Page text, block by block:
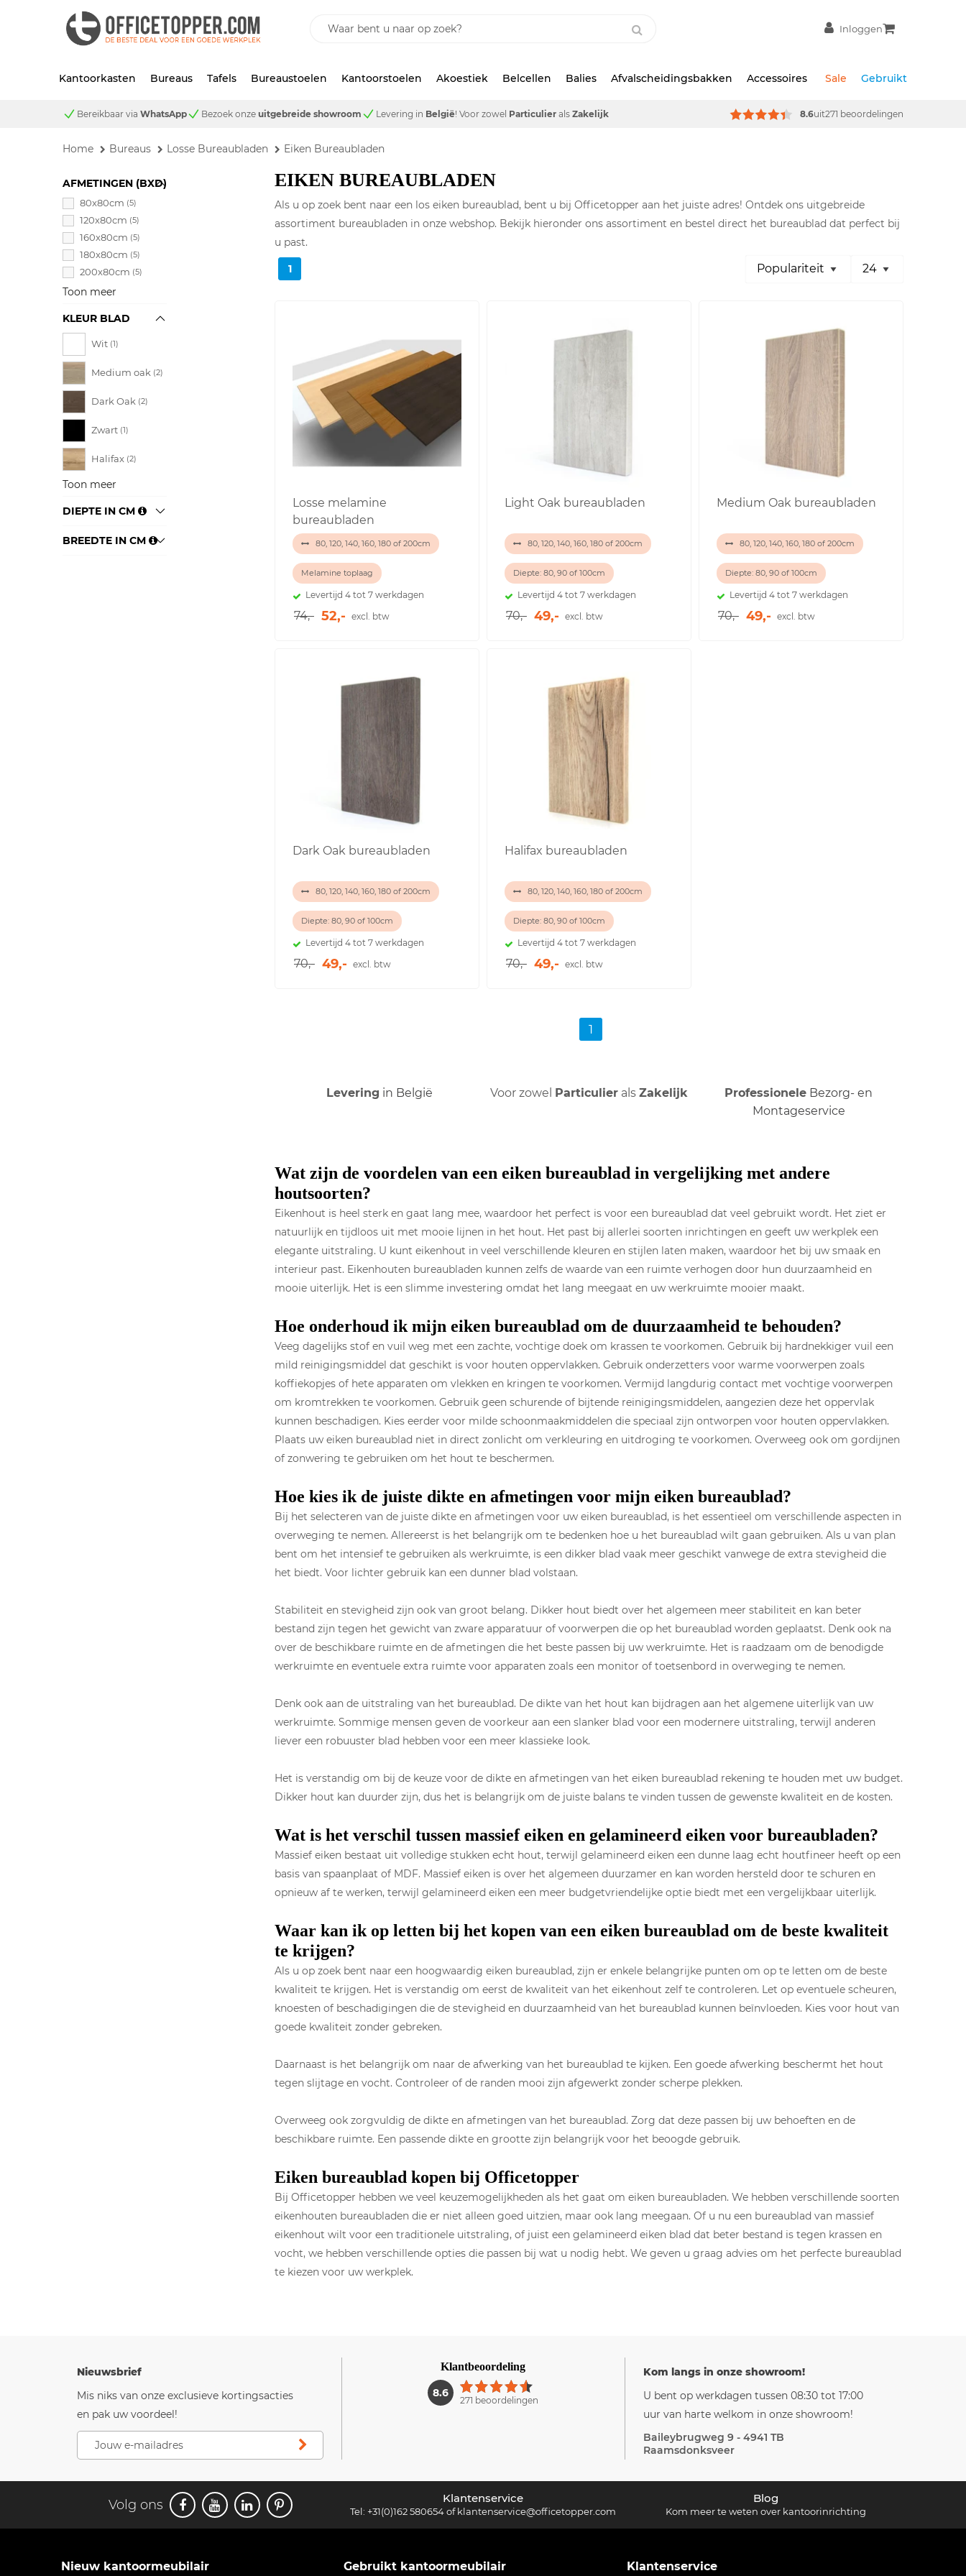
Inloggen
Kantoorkasten Bureaus Tafels Bureaustoelen Kantoorstoelen Akoestiek Belcellen Balies Afvalscheidingsbakken Accessoires Sale Gebruikt
Bereikbaar via WhatsApp Bezoek onze uitgebreide showroom Levering in België! Voor zowel Particulier als Zakelijk 8.6uit271 beoordelingen
Home Bureaus Losse Bureaubladen Eiken Bureaubladen
AFMETINGEN (BXD)
80x80cm (5)
120x80cm (5)
160x80cm (5)
180x80cm (5)
200x80cm (5)
Toon meer
KLEUR BLAD
Wit (1)
Medium oak (2)
Dark Oak (2)
Zwart (1)
Halifax (2)
Toon meer
DIEPTE IN CM
BREEDTE IN CM
EIKEN BUREAUBLADEN
Als u op zoek bent naar een los eiken bureaublad, bent u bij Officetopper aan het juiste adres! Ontdek ons uitgebreide
assortiment bureaubladen in onze webshop. Bekijk hieronder ons assortiment en bestel direct het bureaublad dat perfect bij
u past.
1
Losse melamine
bureaubladen
80, 120, 140, 160, 180 of 200cm
Melamine toplaag
Levertijd 4 tot 7 werkdagen
74,- 52,- excl. btw
Light Oak bureaubladen
80, 120, 140, 160, 180 of 200cm
Diepte: 80, 90 of 100cm
Levertijd 4 tot 7 werkdagen
70,- 49,- excl. btw
Medium Oak bureaubladen
80, 120, 140, 160, 180 of 200cm
Diepte: 80, 90 of 100cm
Levertijd 4 tot 7 werkdagen
70,- 49,- excl. btw
Dark Oak bureaubladen
80, 120, 140, 160, 180 of 200cm
Diepte: 80, 90 of 100cm
Levertijd 4 tot 7 werkdagen
70,- 49,- excl. btw
Halifax bureaubladen
80, 120, 140, 160, 180 of 200cm
Diepte: 80, 90 of 100cm
Levertijd 4 tot 7 werkdagen
70,- 49,- excl. btw
1
Levering in België Voor zowel Particulierals Zakelijk Professionele Bezorg- en
Montageservice
Wat zijn de voordelen van een eiken bureaublad in vergelijking met andere
houtsoorten?
Eikenhout is heel sterk en gaat lang mee, waardoor het perfect is voor een bureaublad dat veel gebruikt wordt. Het ziet er
natuurlijk en tijdloos uit met mooie lijnen in het hout. Het past bij allerlei soorten inrichtingen en geeft uw werkplek een
elegante uitstraling. U kunt eikenhout in veel verschillende kleuren en stijlen laten maken, waardoor het bij uw smaak en
interieur past. Eikenhouten bureaubladen kunnen zelfs de waarde van een ruimte verhogen door hun duurzaamheid en
mooie uiterlijk. Het is een slimme investering omdat het lang meegaat en uw werkruimte mooier maakt.
Hoe onderhoud ik mijn eiken bureaublad om de duurzaamheid te behouden?
Veeg dagelijks stof en vuil weg met een zachte, vochtige doek om krassen te voorkomen. Gebruik bij hardnekkiger vuil een
mild reinigingsmiddel dat geschikt is voor houten oppervlakken. Gebruik onderzetters voor warme voorwerpen zoals
koffiekopjes of hete apparaten om vlekken en kringen te voorkomen. Vermijd langdurig contact met vochtige voorwerpen
om kromtrekken te voorkomen. Gebruik geen schurende of bijtende reinigingsmiddelen, aangezien deze het oppervlak
kunnen beschadigen. Kies eerder voor milde schoonmaakmiddelen die speciaal zijn ontworpen voor houten oppervlakken.
Plaats uw eiken bureaublad niet in direct zonlicht om verkleuring en uitdroging te voorkomen. Overweeg ook om gordijnen
of zonwering te gebruiken om het hout te beschermen.
Hoe kies ik de juiste dikte en afmetingen voor mijn eiken bureaublad?
Bij het selecteren van de juiste dikte en afmetingen voor uw eiken bureaublad, is het essentieel om verschillende aspecten in
overweging te nemen. Allereerst is het belangrijk om te bedenken hoe u het bureaublad wilt gaan gebruiken. Als u van plan
bent om het intensief te gebruiken als werkruimte, is een dikker blad vaak meer geschikt vanwege de extra stevigheid die
het biedt. Voor lichter gebruik kan een dunner blad volstaan.
Stabiliteit en stevigheid zijn ook van groot belang. Dikker hout biedt over het algemeen meer stabiliteit en kan beter
bestand zijn tegen het gewicht van zware apparatuur of voorwerpen die op het bureaublad worden geplaatst. Denk ook na
over de beschikbare ruimte en de afmetingen die het beste passen bij uw werkruimte. Het is raadzaam om de benodigde
werkruimte en eventuele extra ruimte voor apparaten zoals een monitor of toetsenbord in overweging te nemen.
Denk ook aan de uitstraling van het bureaublad. De dikte van het hout kan bijdragen aan het algemene uiterlijk van uw
werkruimte. Sommige mensen geven de voorkeur aan een slanker blad voor een modernere uitstraling, terwijl anderen
liever een robuuster blad hebben voor een meer klassieke look.
Het is verstandig om bij de keuze voor de dikte en afmetingen van het eiken bureaublad rekening te houden met uw budget.
Dikker hout kan duurder zijn, dus het is belangrijk om de juiste balans te vinden tussen de gewenste kwaliteit en de kosten.
Wat is het verschil tussen massief eiken en gelamineerd eiken voor bureaubladen?
Massief eiken bestaat uit volledige stukken echt hout, terwijl gelamineerd eiken een dunne laag echt houtfineer heeft op een
basis van spaanplaat of MDF. Massief eiken is over het algemeen duurzamer en kan worden hersteld door te schuren en
opnieuw af te werken, terwijl gelamineerd eiken een meer budgetvriendelijke optie biedt met een vergelijkbaar uiterlijk.
Waar kan ik op letten bij het kopen van een eiken bureaublad om de beste kwaliteit
te krijgen?
Als u op zoek bent naar een hoogwaardig eiken bureaublad, zijn er enkele belangrijke punten om op te letten om de beste
kwaliteit te krijgen. Het is verstandig om eerst de kwaliteit van het eikenhout zelf te controleren. Let op eventuele scheuren,
knoesten of beschadigingen die de stevigheid en duurzaamheid van het bureaublad kunnen beïnvloeden. Kies voor hout van
goede kwaliteit zonder gebreken.
Daarnaast is het belangrijk om naar de afwerking van het bureaublad te kijken. Een goede afwerking beschermt het hout
tegen slijtage en vocht. Controleer of de randen mooi zijn afgewerkt zonder scherpe plekken.
Overweeg ook zorgvuldig de dikte en afmetingen van het bureaublad. Zorg dat deze passen bij uw behoeften en de
beschikbare ruimte. Een passende dikte en grootte zijn belangrijk voor het beoogde gebruik.
Eiken bureaublad kopen bij Officetopper
Bij Officetopper hebben we veel keuzemogelijkheden als het gaat om eiken bureaubladen. We hebben verschillende soorten
eikenhouten bureaubladen die er niet alleen goed uitzien, maar ook lang meegaan. Of u nu een bureaublad van massief
eikenhout wilt voor een traditionele uitstraling, of juist een gelamineerd eiken blad dat beter bestand is tegen krassen en
vocht, we hebben verschillende opties die passen bij wat u nodig hebt. We geven u graag advies om het perfecte bureaublad
te kiezen voor uw werkplek.
Nieuwsbrief
Mis niks van onze exclusieve kortingsacties
en pak uw voordeel!
Klantbeoordeling
8.6 1
271 beoordelingen
Kom langs in onze showroom!
U bent op werkdagen tussen 08:30 tot 17:00
uur van harte welkom in onze showroom!
Baileybrugweg 9 - 4941 TB
Raamsdonksveer
Volg ons Klantenservice
Tel: +31(0)162 580654ofklantenservice@officetopper.com
Blog
Kom meer te weten over kantoorinrichting
Nieuw kantoormeubilair Gebruikt kantoormeubilair Klantenservice